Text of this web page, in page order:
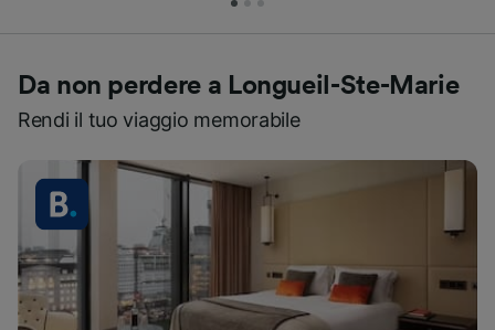
Da non perdere a Longueil-Ste-Marie
Rendi il tuo viaggio memorabile